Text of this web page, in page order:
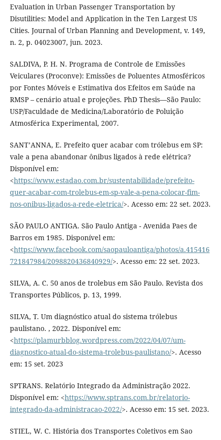
Evaluation in Urban Passenger Transportation by
Disutilities: Model and Application in the Ten Largest US
Cities. Journal of Urban Planning and Development, v. 149,
n. 2, p. 04023007, jun. 2023.
SALDIVA, P. H. N. Programa de Controle de Emissões
Veiculares (Proconve): Emissões de Poluentes Atmosféricos
por Fontes Móveis e Estimativa dos Efeitos em Saúde na
RMSP – cenário atual e projeções. PhD Thesis—São Paulo:
USP/Faculdade de Medicina/Laboratório de Poluição
Atmosférica Experimental, 2007.
SANT’ANNA, E. Prefeito quer acabar com trólebus em SP:
vale a pena abandonar ônibus ligados à rede elétrica?
Disponível em:
<https://www.estadao.com.br/sustentabilidade/prefeito-
quer-acabar-com-trolebus-em-sp-vale-a-pena-colocar-fim-
nos-onibus-ligados-a-rede-eletrica/>. Acesso em: 22 set. 2023.
SÃO PAULO ANTIGA. São Paulo Antiga - Avenida Paes de
Barros em 1985. Disponível em:
<https://www.facebook.com/saopauloantiga/photos/a.415416
721847984/2098820436840929/>. Acesso em: 22 set. 2023.
SILVA, A. C. 50 anos de trolebus em São Paulo. Revista dos
Transportes Públicos, p. 13, 1999.
SILVA, T. Um diagnóstico atual do sistema trólebus
paulistano. , 2022. Disponível em:
<https://plamurbblog.wordpress.com/2022/04/07/um-
diagnostico-atual-do-sistema-trolebus-paulistano/>. Acesso
em: 15 set. 2023
SPTRANS. Relatório Integrado da Administração 2022.
Disponível em: <https://www.sptrans.com.br/relatorio-
integrado-da-administracao-2022/>. Acesso em: 15 set. 2023.
STIEL, W. C. História dos Transportes Coletivos em Sao